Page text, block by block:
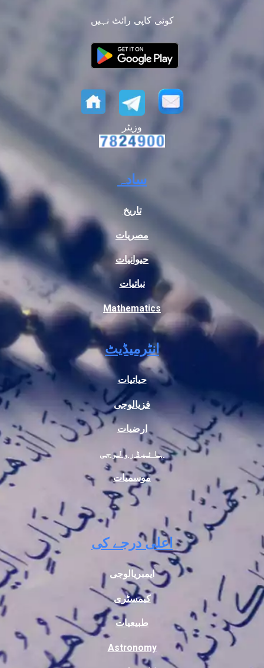
کوئی کاپی رائٹ نہیں
وزیٹر
سادہ
تاریخ
مصریات
حیوانیات
نباتیات
Mathematics
انٹرمیڈیٹ
حیاتیات
فزیالوجی
ارضیات
ہائیڈرولوجی
موسمیات
اعلی درجے کی
ایمبریالوجی
کیمسٹری
طبیعیات
Astronomy